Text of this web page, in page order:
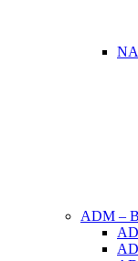
ADM –